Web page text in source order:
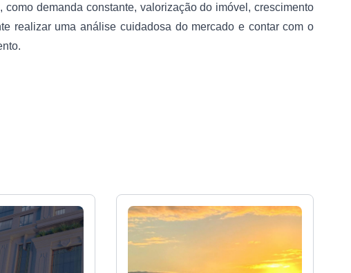
demanda constante, valorização do imóvel, crescimento
realizar uma análise cuidadosa do mercado e contar com o